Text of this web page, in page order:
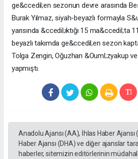
ge&ccedil;en sezonun devre arasında
Burak Yılmaz, siyah-beyazlı formayla
yarısında &ccedil;ıktığı 15 ma&ccedil;ta
beyazlı takımda ge&ccedil;en sezon
Tolga Zengin, Oğuzhan &Ouml;zyakup
yapmıştı.
Anadolu Ajansı (AA), İhlas Haber Ajansı
Haber Ajansı (DHA) ve diğer ajanslar
haberler, sitemizin editörlerinin